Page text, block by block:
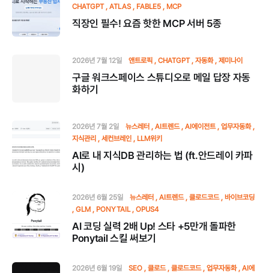
CHATGPT
ATLAS FABLE5 MCP
직장인 필수! 요즘 핫한 MCP 서버 5종
2026년 7월 12일 앤트로픽 CHATGPT 자동화 제미나이
구글 워크스페이스 스튜디오로 메일 답장 자동
화하기
2026년 7월 2일 뉴스레터 AI트렌드 AI에이전트
업무자동화
지식관리
세컨브레인 LLM위키
AI로 내 지식DB 관리하는 법 (ft.안드레이 카파
시)
2026년 6월 25일 뉴스레터 AI트렌드 클로드코드
바이브코딩
GLM
PONYTAIL OPUS4
AI 코딩 실력 2배 Up! 스타 +5만개 돌파한
Ponytail 스킬 써보기
2026년 6월 19일 SEO 클로드 클로드코드 업무자동화
AI에